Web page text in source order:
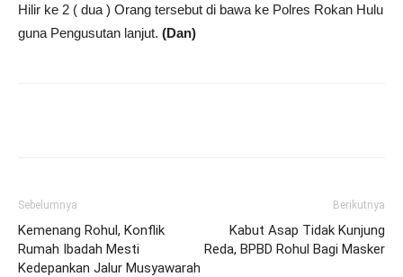
Hilir ke 2 ( dua ) Orang tersebut di bawa ke Polres Rokan Hulu
guna Pengusutan lanjut. (Dan)
Sebelumnya
Kemenang Rohul, Konflik
Rumah Ibadah Mesti
Kedepankan Jalur Musyawarah
Berikutnya
Kabut Asap Tidak Kunjung
Reda, BPBD Rohul Bagi Masker